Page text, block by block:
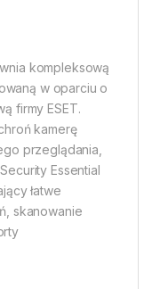
kompleksową
w oparciu o
firmy ESET.
kamerę
przeglądania,
Essential
łatwe
skanowanie